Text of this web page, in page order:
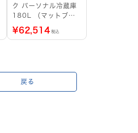
ク パーソナル冷蔵庫
180L （マットブラ
ック）
¥62,514 税込
戻る